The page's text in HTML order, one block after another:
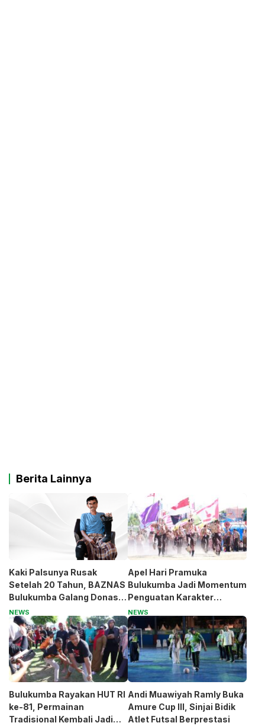
Berita Lainnya
Kaki Palsunya Rusak
Setelah 20 Tahun, BAZNAS
Bulukumba Galang Donasi
untuk Pak Pardi
NEWS
Apel Hari Pramuka
Bulukumba Jadi Momentum
Penguatan Karakter
Generasi Muda
NEWS
Bulukumba Rayakan HUT RI
ke-81, Permainan
Tradisional Kembali Jadi
Andi Muawiyah Ramly Buka
Amure Cup III, Sinjai Bidik
Atlet Futsal Berprestasi